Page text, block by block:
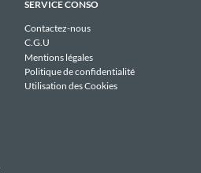
SERVICE CONSO
Contactez-nous
C.G.U
Mentions légales
Politique de confidentialité
Utilisation des Cookies